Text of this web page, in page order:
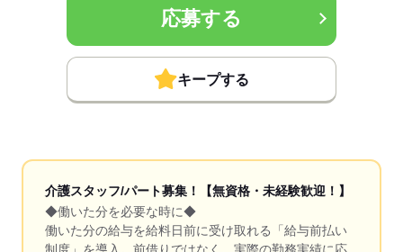
応募する
キープする
介護スタッフ/パート募集！【無資格・未経験歓迎！】
◆働いた分を必要な時に◆
働いた分の給与を給料日前に受け取れる「給与前払い